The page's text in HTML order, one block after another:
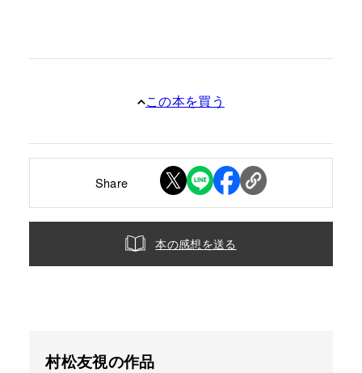
この本を買う
Share
本の感想を送る
村松友視の作品